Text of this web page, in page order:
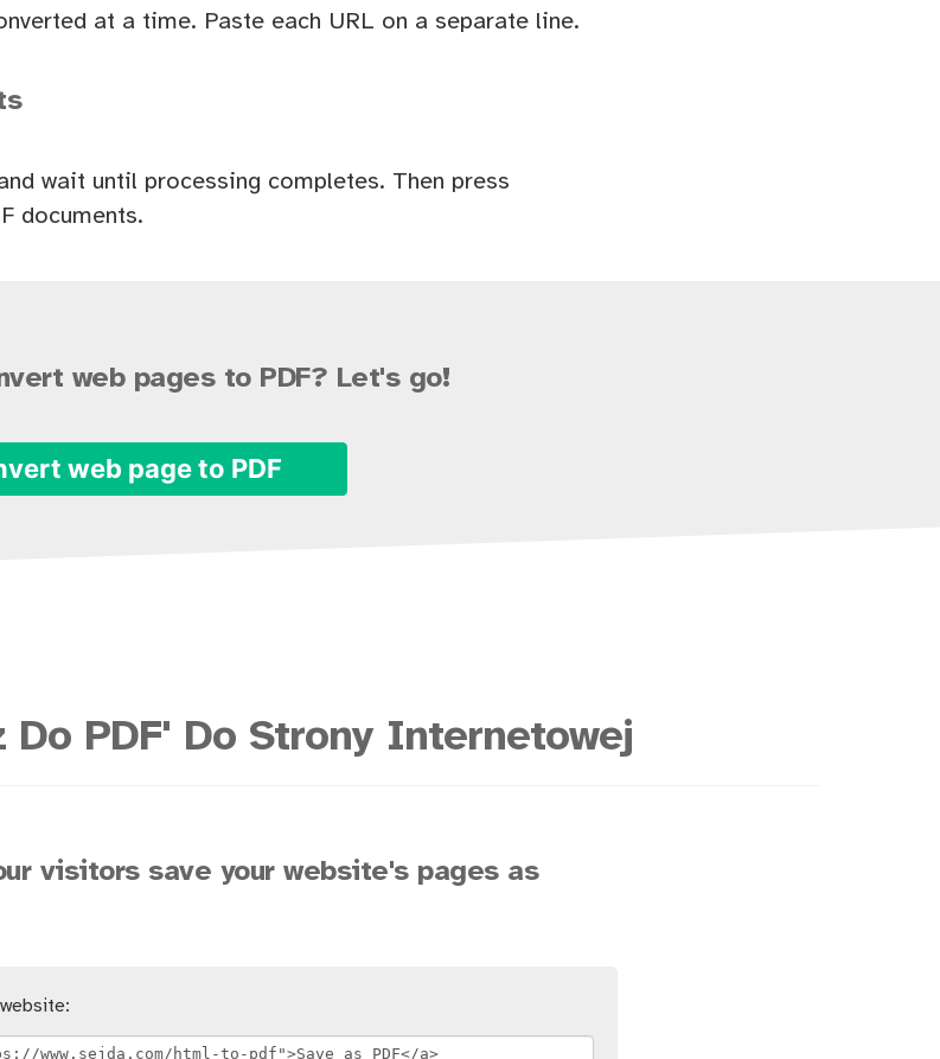
at a time. Paste each URL on a separate line.
wait until processing completes. Then press
documents.
web pages to PDF? Let's go!
web page to PDF
Do PDF' Do Strony Internetowej
visitors save your website's pages as